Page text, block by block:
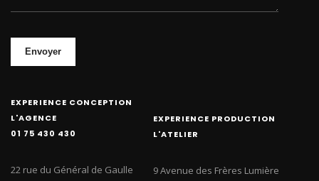
Envoyer
EXPERIENCE CONCEPTION
L'AGENCE
01 75 430 430
22 rue du Général de Gaulle
EXPERIENCE PRODUCTION
L'ATELIER
9 Avenue des Frères Lumière